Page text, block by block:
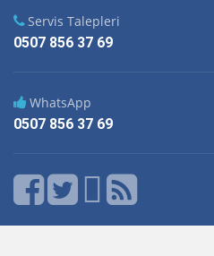
Servis Talepleri
0507 856 37 69
WhatsApp
0507 856 37 69